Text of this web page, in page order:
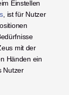
Einstellen
, ist für Nutzer
mit der
Händen ein
Nutzer